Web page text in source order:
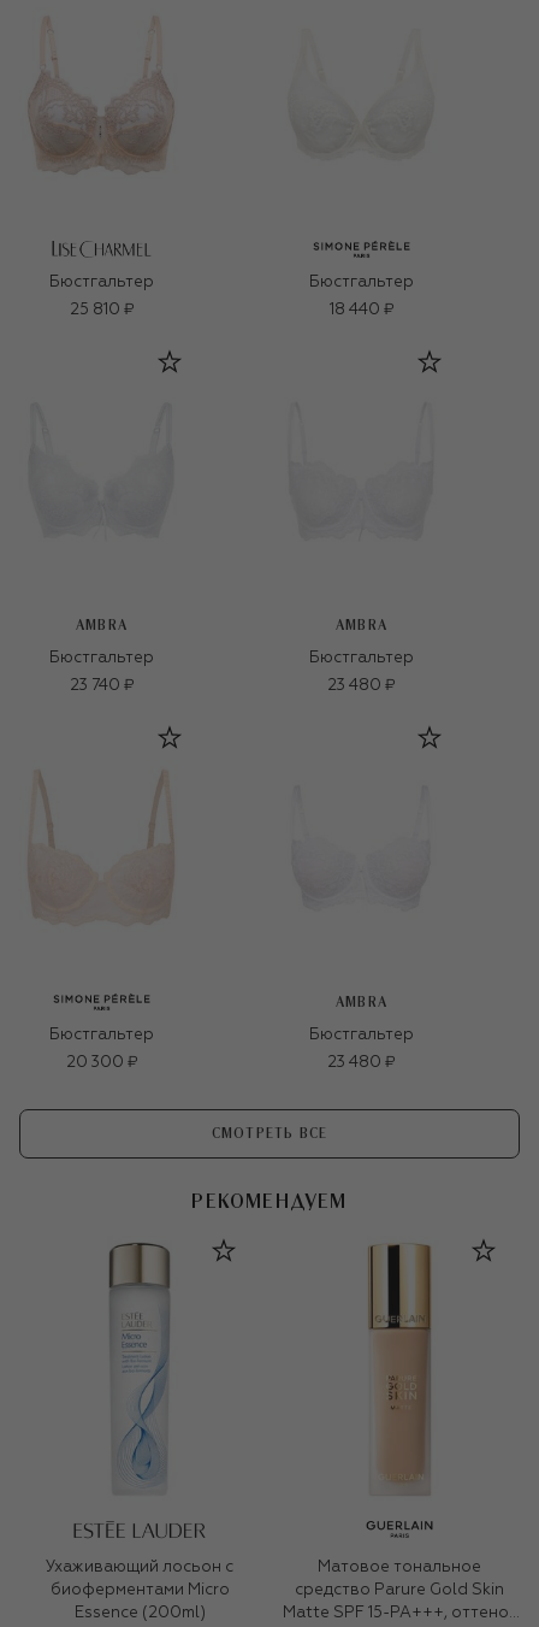
Бюстгальтер
25 810 ₽
Бюстгальтер
18 440 ₽
AMBRA
Бюстгальтер
23 740 ₽
AMBRA
Бюстгальтер
23 480 ₽
Бюстгальтер
20 300 ₽
AMBRA
Бюстгальтер
23 480 ₽
СМОТРЕТЬ ВСЕ
РЕКОМЕНДУЕМ
Ухаживающий лосьон с
биоферментами Micro
Essence (200ml)
Матовое тональное
средство Parure Gold Skin
Matte SPF 15-PA+++, оттенок